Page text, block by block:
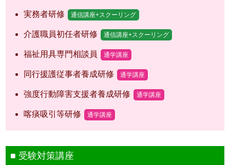
実務者研修 通信講座+スクーリング
介護職員初任者研修 通信講座+スクーリング
福祉用具専門相談員 通学講座
同行援護従事者養成研修 通学講座
強度行動障害支援者養成研修 通学講座
喀痰吸引等研修 通学講座
受験対策講座